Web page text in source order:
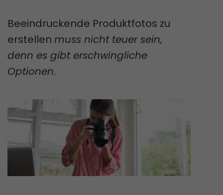
Beeindruckende Produktfotos zu
erstellen muss nicht teuer sein,
denn es gibt erschwingliche
Optionen.